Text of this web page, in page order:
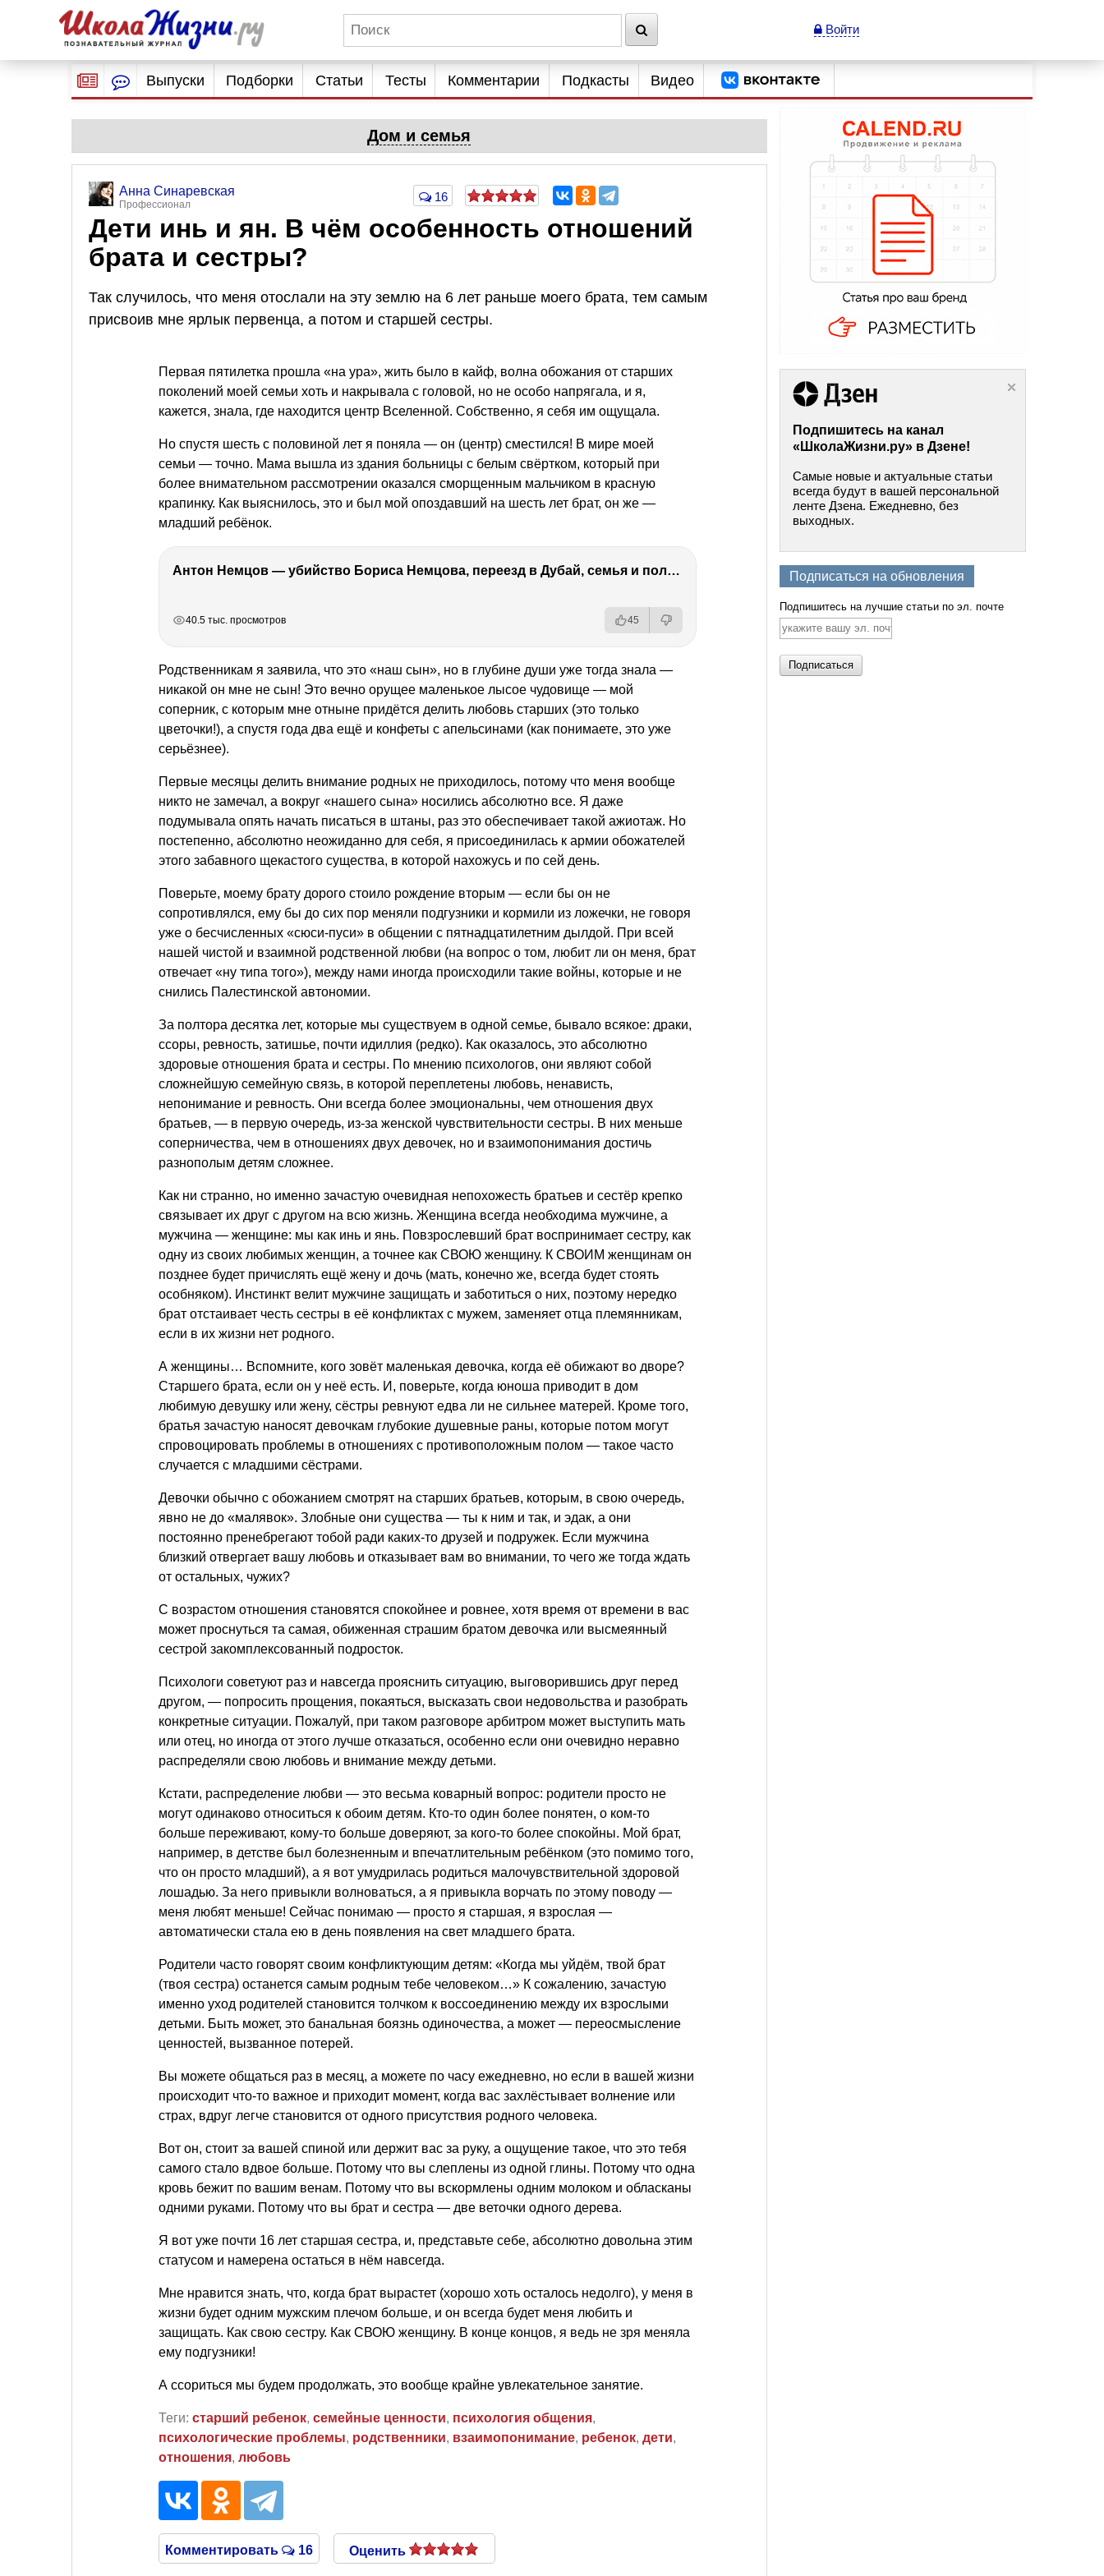
Войти
Выпуски Подборки Статьи Тесты Комментарии Подкасты Видео
Дом и семья
Анна Синаревская
Профессионал
16
Дети инь и ян. В чём особенность отношений
брата и сестры?
Так случилось, что меня отослали на эту землю на 6 лет раньше моего брата, тем самым
присвоив мне ярлык первенца, а потом и старшей сестры.
Первая пятилетка прошла «на ура», жить было в кайф, волна обожания от старших
поколений моей семьи хоть и накрывала с головой, но не особо напрягала, и я,
кажется, знала, где находится центр Вселенной. Собственно, я себя им ощущала.
Но спустя шесть с половиной лет я поняла — он (центр) сместился! В мире моей
семьи — точно. Мама вышла из здания больницы с белым свёртком, который при
более внимательном рассмотрении оказался сморщенным мальчиком в красную
крапинку. Как выяснилось, это и был мой опоздавший на шесть лет брат, он же —
младший ребёнок.
Антон Немцов — убийство Бориса Немцова, переезд в Дубай, семья и политика
40.5 тыс. просмотров 45
Родственникам я заявила, что это «наш сын», но в глубине души уже тогда знала —
никакой он мне не сын! Это вечно орущее маленькое лысое чудовище — мой
соперник, с которым мне отныне придётся делить любовь старших (это только
цветочки!), а спустя года два ещё и конфеты с апельсинами (как понимаете, это уже
серьёзнее).
Первые месяцы делить внимание родных не приходилось, потому что меня вообще
никто не замечал, а вокруг «нашего сына» носились абсолютно все. Я даже
подумывала опять начать писаться в штаны, раз это обеспечивает такой ажиотаж. Но
постепенно, абсолютно неожиданно для себя, я присоединилась к армии обожателей
этого забавного щекастого существа, в которой нахожусь и по сей день.
Поверьте, моему брату дорого стоило рождение вторым — если бы он не
сопротивлялся, ему бы до сих пор меняли подгузники и кормили из ложечки, не говоря
уже о бесчисленных «сюси-пуси» в общении с пятнадцатилетним дылдой. При всей
нашей чистой и взаимной родственной любви (на вопрос о том, любит ли он меня, брат
отвечает «ну типа того»), между нами иногда происходили такие войны, которые и не
снились Палестинской автономии.
За полтора десятка лет, которые мы существуем в одной семье, бывало всякое: драки,
ссоры, ревность, затишье, почти идиллия (редко). Как оказалось, это абсолютно
здоровые отношения брата и сестры. По мнению психологов, они являют собой
сложнейшую семейную связь, в которой переплетены любовь, ненависть,
непонимание и ревность. Они всегда более эмоциональны, чем отношения двух
братьев, — в первую очередь, из-за женской чувствительности сестры. В них меньше
соперничества, чем в отношениях двух девочек, но и взаимопонимания достичь
разнополым детям сложнее.
Как ни странно, но именно зачастую очевидная непохожесть братьев и сестёр крепко
связывает их друг с другом на всю жизнь. Женщина всегда необходима мужчине, а
мужчина — женщине: мы как инь и янь. Повзрослевший брат воспринимает сестру, как
одну из своих любимых женщин, а точнее как СВОЮ женщину. К СВОИМ женщинам он
позднее будет причислять ещё жену и дочь (мать, конечно же, всегда будет стоять
особняком). Инстинкт велит мужчине защищать и заботиться о них, поэтому нередко
брат отстаивает честь сестры в её конфликтах с мужем, заменяет отца племянникам,
если в их жизни нет родного.
А женщины… Вспомните, кого зовёт маленькая девочка, когда её обижают во дворе?
Старшего брата, если он у неё есть. И, поверьте, когда юноша приводит в дом
любимую девушку или жену, сёстры ревнуют едва ли не сильнее матерей. Кроме того,
братья зачастую наносят девочкам глубокие душевные раны, которые потом могут
спровоцировать проблемы в отношениях с противоположным полом — такое часто
случается с младшими сёстрами.
Девочки обычно с обожанием смотрят на старших братьев, которым, в свою очередь,
явно не до «малявок». Злобные они существа — ты к ним и так, и эдак, а они
постоянно пренебрегают тобой ради каких-то друзей и подружек. Если мужчина
близкий отвергает вашу любовь и отказывает вам во внимании, то чего же тогда ждать
от остальных, чужих?
С возрастом отношения становятся спокойнее и ровнее, хотя время от времени в вас
может проснуться та самая, обиженная страшим братом девочка или высмеянный
сестрой закомплексованный подросток.
Психологи советуют раз и навсегда прояснить ситуацию, выговорившись друг перед
другом, — попросить прощения, покаяться, высказать свои недовольства и разобрать
конкретные ситуации. Пожалуй, при таком разговоре арбитром может выступить мать
или отец, но иногда от этого лучше отказаться, особенно если они очевидно неравно
распределяли свою любовь и внимание между детьми.
Кстати, распределение любви — это весьма коварный вопрос: родители просто не
могут одинаково относиться к обоим детям. Кто-то один более понятен, о ком-то
больше переживают, кому-то больше доверяют, за кого-то более спокойны. Мой брат,
например, в детстве был болезненным и впечатлительным ребёнком (это помимо того,
что он просто младший), а я вот умудрилась родиться малочувствительной здоровой
лошадью. За него привыкли волноваться, а я привыкла ворчать по этому поводу —
меня любят меньше! Сейчас понимаю — просто я старшая, я взрослая —
автоматически стала ею в день появления на свет младшего брата.
Родители часто говорят своим конфликтующим детям: «Когда мы уйдём, твой брат
(твоя сестра) останется самым родным тебе человеком…» К сожалению, зачастую
именно уход родителей становится толчком к воссоединению между их взрослыми
детьми. Быть может, это банальная боязнь одиночества, а может — переосмысление
ценностей, вызванное потерей.
Вы можете общаться раз в месяц, а можете по часу ежедневно, но если в вашей жизни
происходит что-то важное и приходит момент, когда вас захлёстывает волнение или
страх, вдруг легче становится от одного присутствия родного человека.
Вот он, стоит за вашей спиной или держит вас за руку, а ощущение такое, что это тебя
самого стало вдвое больше. Потому что вы слеплены из одной глины. Потому что одна
кровь бежит по вашим венам. Потому что вы вскормлены одним молоком и обласканы
одними руками. Потому что вы брат и сестра — две веточки одного дерева.
Я вот уже почти 16 лет старшая сестра, и, представьте себе, абсолютно довольна этим
статусом и намерена остаться в нём навсегда.
Мне нравится знать, что, когда брат вырастет (хорошо хоть осталось недолго), у меня в
жизни будет одним мужским плечом больше, и он всегда будет меня любить и
защищать. Как свою сестру. Как СВОЮ женщину. В конце концов, я ведь не зря меняла
ему подгузники!
А ссориться мы будем продолжать, это вообще крайне увлекательное занятие.
Теги: старший ребенок, семейные ценности, психология общения,
психологические проблемы, родственники, взаимопонимание, ребенок, дети,
отношения, любовь
Комментировать 16 Оценить
Подпишитесь на канал
«ШколаЖизни.ру» в Дзене!
Самые новые и актуальные статьи
всегда будут в вашей персональной
ленте Дзена. Ежедневно, без
выходных.
Подписаться на обновления
Подпишитесь на лучшие статьи по эл. почте